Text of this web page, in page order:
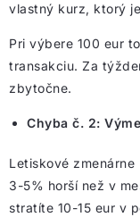
vlastný kurz, ktorý
Pri výbere 100 eur
transakciu. Za
zbytočne.
Chyba č. 2:
Letiskové
3-5% horší než v
stratíte 10-15 eur v